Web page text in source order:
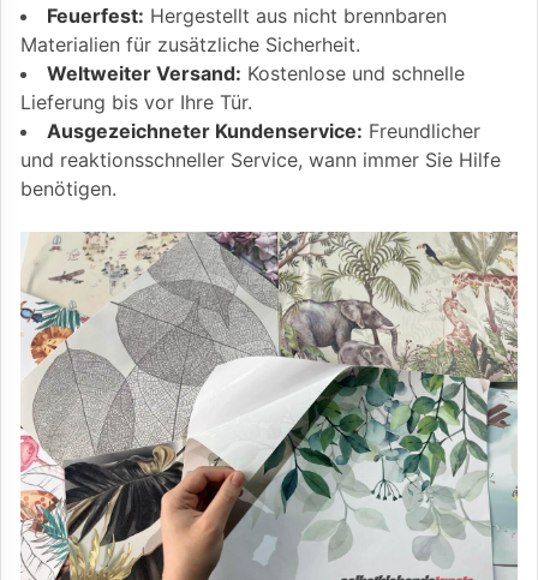
Feuerfest: Hergestellt aus nicht brennbaren
Materialien für zusätzliche Sicherheit.
Weltweiter Versand: Kostenlose und schnelle
Lieferung bis vor Ihre Tür.
Ausgezeichneter Kundenservice: Freundlicher
und reaktionsschneller Service, wann immer Sie Hilfe
benötigen.